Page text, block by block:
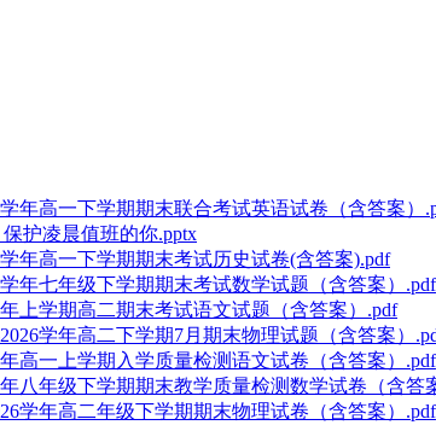
年高一下学期期末联合考试英语试卷（含答案）
护凌晨值班的你.pptx
年高一下学期期末考试历史试卷(含答案).pdf
年七年级下学期期末考试数学试题（含答案）.pdf
上学期高二期末考试语文试题（含答案）.pdf
学年高二下学期7月期末物理试题（含答案）
高一上学期入学质量检测语文试卷（含答案）.pdf
八年级下学期期末教学质量检测数学试卷（含答
学年高二年级下学期期末物理试卷（含答案）.pdf